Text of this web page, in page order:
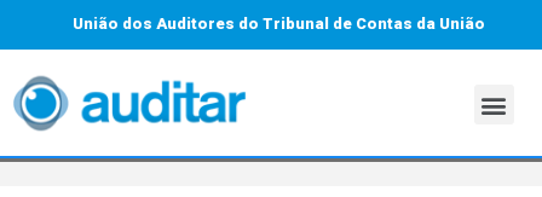
União dos Auditores do Tribunal de Contas da União